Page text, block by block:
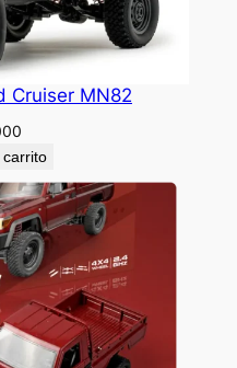
Cruiser MN82
carrito